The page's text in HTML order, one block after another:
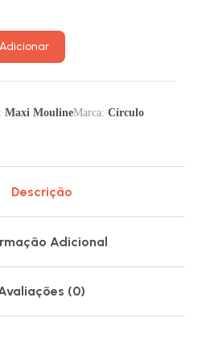
Adicionar
Maxi MoulineMarca: Círculo
Descrição
Adicional
(0)